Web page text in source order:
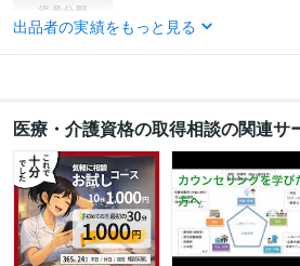
得意分野
学習指導・資格・キャリア相談
医療・福祉系、学習面
出品者の実績をもっと見る
医療・介護資格の取得相談の関連サ